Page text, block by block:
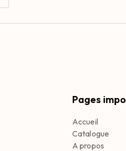
Pages
Accueil
Catalogue
A propos